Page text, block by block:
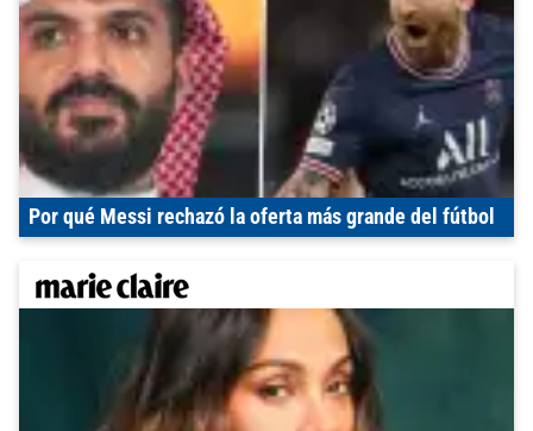
Por qué Messi rechazó la oferta más grande del fútbol